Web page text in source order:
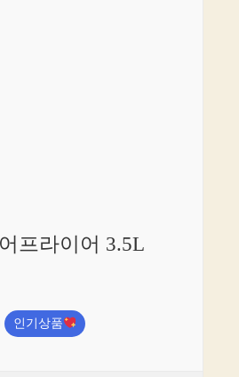
프라이어 3.5L
인기상품